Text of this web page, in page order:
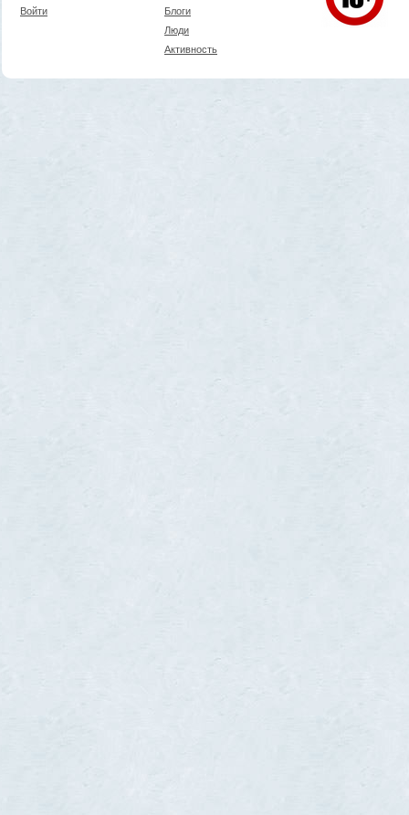
Войти
Блоги
Люди
Активность